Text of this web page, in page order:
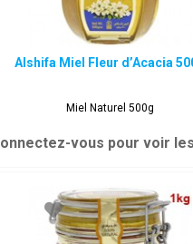
Alshifa Miel Fleur d’Acacia
Miel Naturel 500g
vous pour voir